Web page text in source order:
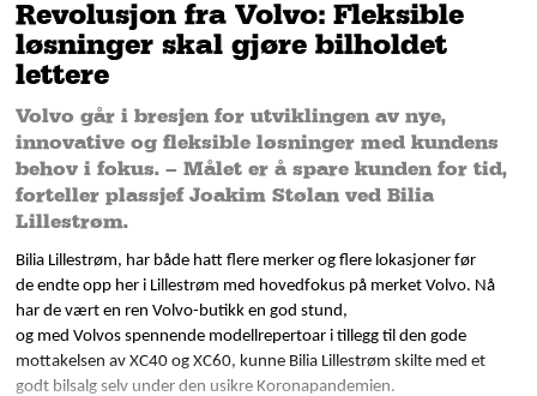
Revolusjon fra Volvo: Fleksible
løsninger skal gjøre bilholdet
lettere
Volvo går i bresjen for utviklingen av nye,
innovative og fleksible løsninger med kundens
behov i fokus. – Målet er å spare kunden for tid,
forteller plassjef Joakim Stølan ved Bilia
Lillestrøm.
Bilia Lillestrøm, har både hatt flere merker og flere lokasjoner før
de endte opp her i Lillestrøm med hovedfokus på merket Volvo. Nå
har de vært en ren Volvo-butikk en god stund,
og med Volvos spennende modellrepertoar i tillegg til den gode
mottakelsen av XC40 og XC60, kunne Bilia Lillestrøm skilte med et
godt bilsalg selv under den usikre Koronapandemien.